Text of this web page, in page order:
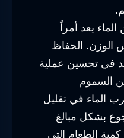
يعد أمراً
الوزن. الحفاظ
في تحسين عملية
السموم
الماء في تقليل
بشكل مبالغ
الطعام التي